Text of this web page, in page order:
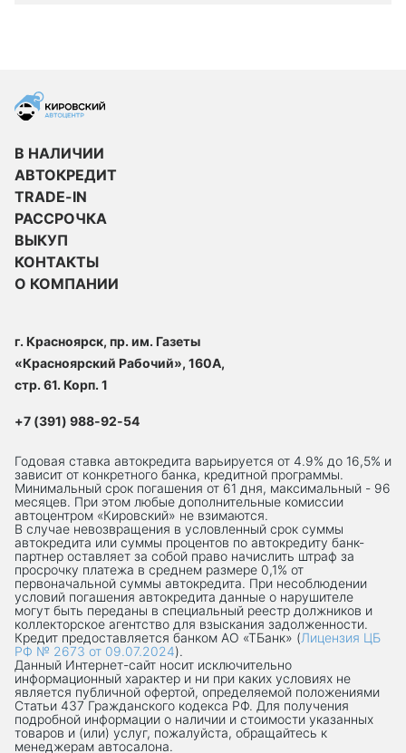
В НАЛИЧИИ
АВТОКРЕДИТ
TRADE-IN
РАССРОЧКА
ВЫКУП
КОНТАКТЫ
О КОМПАНИИ
г. Красноярск, пр. им. Газеты
«Красноярский Рабочий», 160А,
стр. 61. Корп. 1
+7 (391) 988-92-54
Годовая ставка автокредита варьируется от 4.9% до 16,5% и
зависит от конкретного банка, кредитной программы.
Минимальный срок погашения от 61 дня, максимальный - 96
месяцев. При этом любые дополнительные комиссии
автоцентром «Кировский» не взимаются.
В случае невозвращения в условленный срок суммы
автокредита или суммы процентов по автокредиту банк-
партнер оставляет за собой право начислить штраф за
просрочку платежа в среднем размере 0,1% от
первоначальной суммы автокредита. При несоблюдении
условий погашения автокредита данные о нарушителе
могут быть переданы в специальный реестр должников и
коллекторское агентство для взыскания задолженности.
Кредит предоставляется банком АО «ТБанк» (Лицензия ЦБ
РФ № 2673 от 09.07.2024).
Данный Интернет-сaйт носит исключительно
информационный характер и ни при каких условиях не
является публичной офертой, определяемой положениями
Статьи 437 Гражданского кодекса РФ. Для получения
подробной информации о наличии и стоимости указанных
товаров и (или) услуг, пожалуйста, обращайтесь к
менеджерам автосалона.